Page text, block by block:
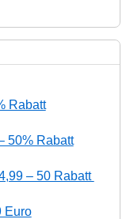
Rabatt
50% Rabatt
– 50 Rabatt
Euro